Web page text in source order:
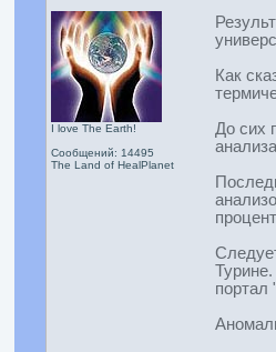
I love The Earth!
Сообщений: 14495
The Land of HealPlanet
Как
До сих
портал